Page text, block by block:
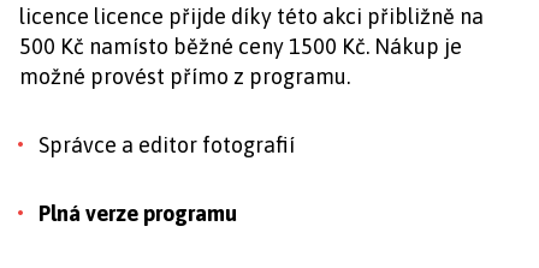
licence licence přijde díky této akci přibližně na
500 Kč namísto běžné ceny 1500 Kč. Nákup je
možné provést přímo z programu.
Správce a editor fotografií
Plná verze programu